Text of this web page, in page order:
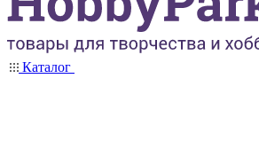
Каталог